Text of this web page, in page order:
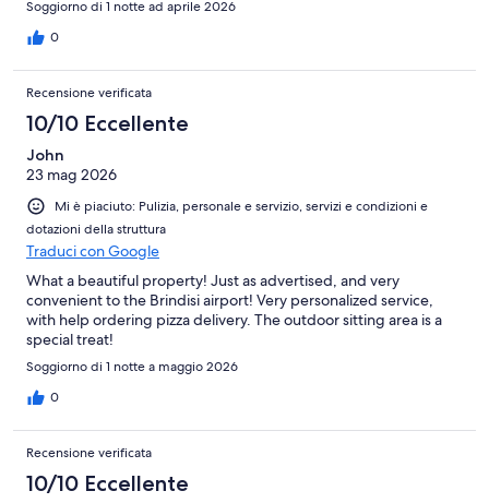
Soggiorno di 1 notte ad aprile 2026
0
Recensione verificata
10/10 Eccellente
John
23 mag 2026
Mi è piaciuto: Pulizia, personale e servizio, servizi e condizioni e
dotazioni della struttura
Traduci con Google
What a beautiful property! Just as advertised, and very
convenient to the Brindisi airport! Very personalized service,
with help ordering pizza delivery. The outdoor sitting area is a
special treat!
Soggiorno di 1 notte a maggio 2026
0
Recensione verificata
10/10 Eccellente